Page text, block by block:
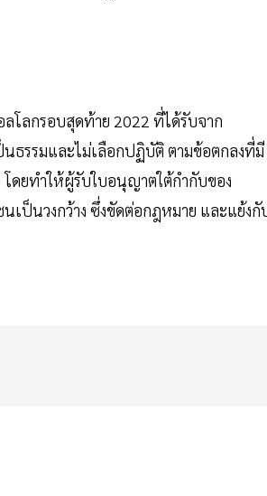
โลกรอบสุดท้าย 2022 ที่ได้รับจาก
นธรรมและไม่เลือกปฏิบัติ ตามข้อตกลงที่มี
ดยทำให้ผู้รับใบอนุญาตใต้กำกับของ
เป็นวงกว้าง ซึ่งขัดต่อกฎหมาย และแย้งกั